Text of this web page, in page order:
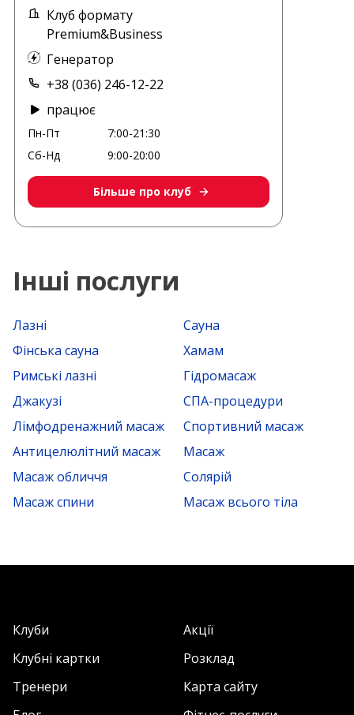
Клуб формату
Premium&Business
Генератор
+38 (036) 246-12-22
працює
Пн-Пт
7:00-21:30
Сб-Нд
9:00-20:00
Більше про клуб
Інші послуги
Лазні
Сауна
Фінська сауна
Хамам
Римські лазні
Гідромасаж
Джакузі
СПА-процедури
Лімфодренажний масаж
Спортивний масаж
Антицелюлітний масаж
Масаж
Масаж обличчя
Солярій
Масаж спини
Масаж всього тіла
Клуби
Акції
Клубні картки
Розклад
Тренери
Карта сайту